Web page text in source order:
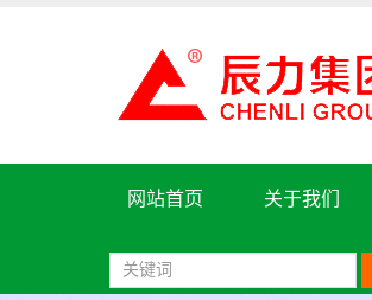
网站首页 关于我们